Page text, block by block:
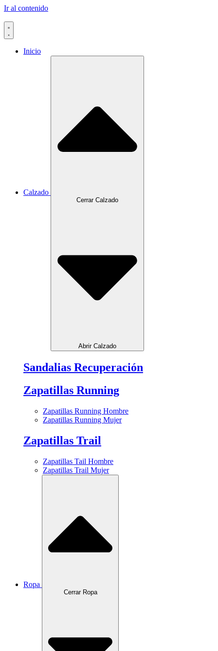
Ir al contenido
Inicio
Calzado
Cerrar Calzado
Abrir Calzado
Sandalias Recuperación
Zapatillas Running
Zapatillas Running Hombre
Zapatillas Running Mujer
Zapatillas Trail
Zapatillas Tail Hombre
Zapatillas Trail Mujer
Ropa
Cerrar Ropa